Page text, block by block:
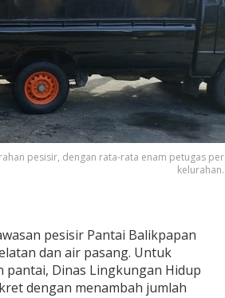
pesisir, dengan rata-rata enam petugas per
kelurahan.
pesisir Pantai Balikpapan
dan air pasang. Untuk
Dinas Lingkungan Hidup
dengan menambah jumlah